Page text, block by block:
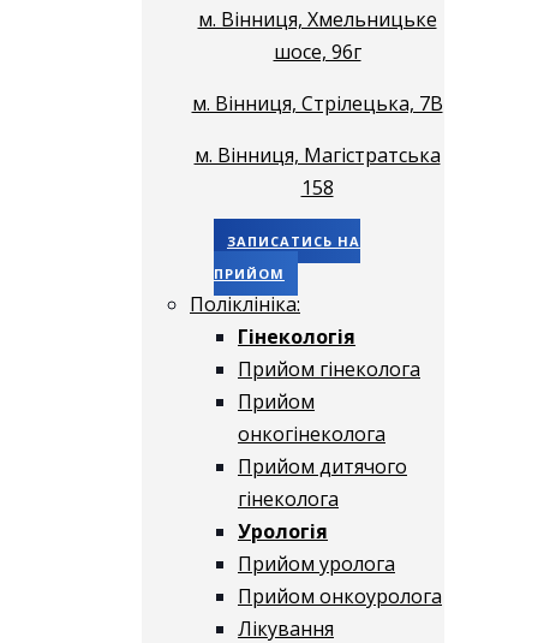
м. Вінниця, Хмельницьке
шосе, 96г
м. Вінниця, Стрілецька, 7В
м. Вінниця, Магістратська
158
ЗАПИСАТИСЬ НА
ПРИЙОМ
Поліклініка:
Гінекологія
Прийом гінеколога
Прийом
онкогінеколога
Прийом дитячого
гінеколога
Урологія
Прийом уролога
Прийом онкоуролога
Лікування